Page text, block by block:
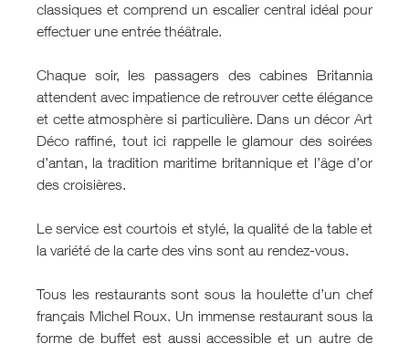
classiques et comprend un escalier central idéal pour
effectuer une entrée théâtrale.
Chaque soir, les passagers des cabines Britannia
attendent avec impatience de retrouver cette élégance
et cette atmosphère si particulière. Dans un décor Art
Déco raffiné, tout ici rappelle le glamour des soirées
d’antan, la tradition maritime britannique et l’âge d’or
des croisières.
Le service est courtois et stylé, la qualité de la table et
la variété de la carte des vins sont au rendez-vous.
Tous les restaurants sont sous la houlette d’un chef
français Michel Roux. Un immense restaurant sous la
forme de buffet est aussi accessible et un autre de